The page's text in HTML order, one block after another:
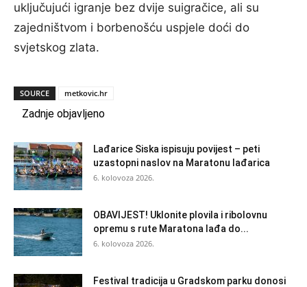
uključujući igranje bez dvije suigračice, ali su
zajedništvom i borbenošću uspjele doći do
svjetskog zlata.
SOURCE metkovic.hr
Zadnje objavljeno
Lađarice Siska ispisuju povijest – peti
uzastopni naslov na Maratonu lađarica
6. kolovoza 2026.
OBAVIJEST! Uklonite plovila i ribolovnu
opremu s rute Maratona lađa do...
6. kolovoza 2026.
Festival tradicija u Gradskom parku donosi